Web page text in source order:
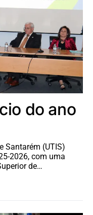
do ano
Santarém (UTIS)
2026, com uma
de…